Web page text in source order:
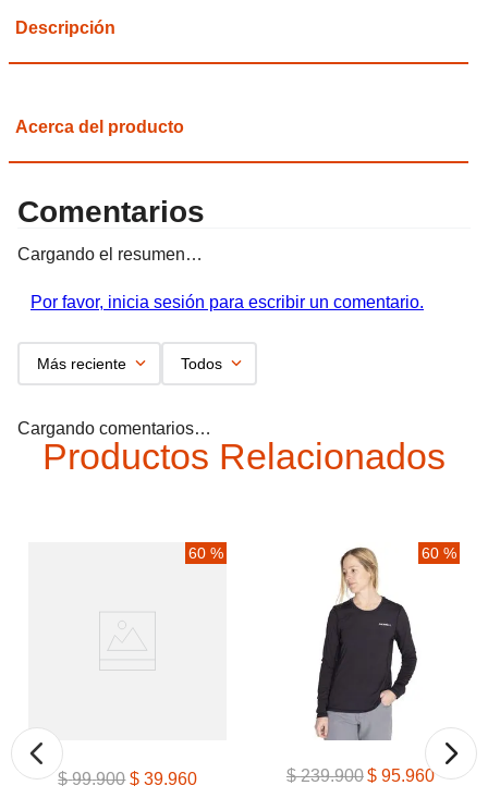
Descripción
Acerca del producto
Comentarios
Cargando el resumen…
Por favor, inicia sesión para escribir un comentario.
Más reciente Todos
Cargando comentarios…
Productos Relacionados
60 %
$ 99.900 $ 39.960
60 %
$ 239.900$ 95.960